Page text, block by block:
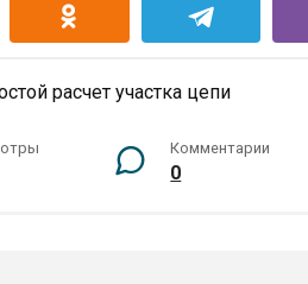
Комментарии
0